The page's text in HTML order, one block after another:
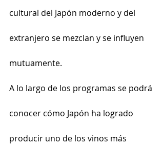
cultural del Japón moderno y del
extranjero se mezclan y se influyen
mutuamente.
A lo largo de los programas se podrá
conocer cómo Japón ha logrado
producir uno de los vinos más